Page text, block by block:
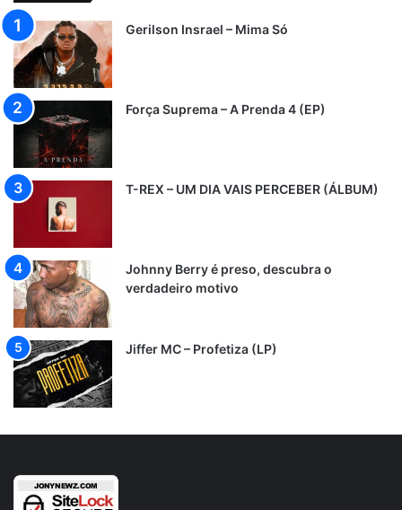
Gerilson Insrael – Mima Só
Força Suprema – A Prenda 4 (EP)
T-REX – UM DIA VAIS PERCEBER (ÁLBUM)
Johnny Berry é preso, descubra o
verdadeiro motivo
Jiffer MC – Profetiza (LP)